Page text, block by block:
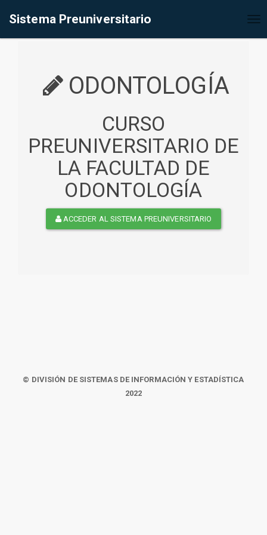
Sistema Preuniversitario
ODONTOLOGÍA
CURSO
PREUNIVERSITARIO DE
LA FACULTAD DE
ODONTOLOGÍA
ACCEDER AL SISTEMA PREUNIVERSITARIO
© DIVISIÓN DE SISTEMAS DE INFORMACIÓN Y ESTADÍSTICA
2022